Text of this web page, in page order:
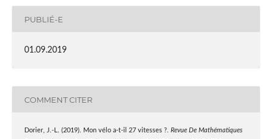
PUBLIÉ-E
01.09.2019
COMMENT CITER
Dorier, J.-L. (2019). Mon vélo a-t-il 27 vitesses ?. Revue De Mathématiques